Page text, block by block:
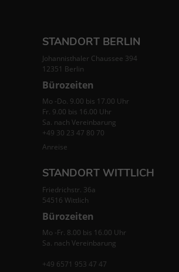
STANDORT BERLIN
Johannisthaler Chaussee 394
12351 Berlin
Bürozeiten
Mo -Do. 9.00 bis 17.00 Uhr
Fr. 9.00 bis 16.00 Uhr
Sa. nach Vereinbarung
+49 30 23 47 80 70
Anreise
STANDORT WITTLICH
Friedrichstr. 36a
54516 Wittlich
Bürozeiten
Mo -Fr. 8.00 bis 16.00 Uhr
Sa. nach Vereinbarung
+49 6571 953 47 47